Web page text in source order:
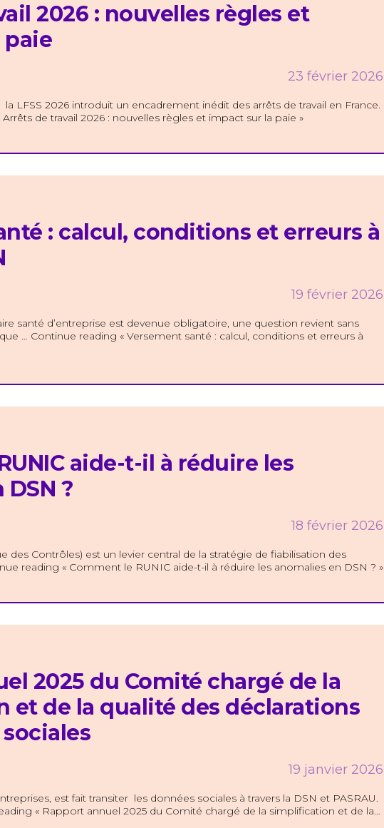
2026 : nouvelles règles et
paie
23 février 2026
LFSS 2026 introduit un encadrement inédit des arrêts de travail en France.
de travail 2026 : nouvelles règles et impact sur la paie »
: calcul, conditions et erreurs à
19 février 2026
santé d’entreprise est devenue obligatoire, une question revient sans
… Continue reading « Versement santé : calcul, conditions et erreurs à
aide-t-il à réduire les
?
18 février 2026
des Contrôles) est un levier central de la stratégie de fiabilisation des
reading « Comment le RUNIC aide-t-il à réduire les anomalies en DSN ? »
2025 du Comité chargé de la
et de la qualité des déclarations
19 janvier 2026
est fait transiter les données sociales à travers la DSN et PASRAU.
« Rapport annuel 2025 du Comité chargé de la simplification et de la…